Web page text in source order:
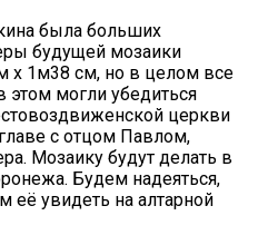
была больших
будущей мозаики
х 1м38 см, но в целом все
могли убедиться
церкви
с отцом Павлом,
Мозаику будут делать в
Будем надеяться,
увидеть на алтарной